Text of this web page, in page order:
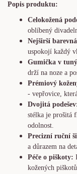
Popis produktu:
Celokožená
oblíbený
Nejširší
uspokojí každý
Gumička v
drží na noze a
Prémiový
- vepřovice,
Dvojitá
stélka je prošitá
odolnost.
Precizní ruční
a důrazem na
Péče o piškoty:
kožených